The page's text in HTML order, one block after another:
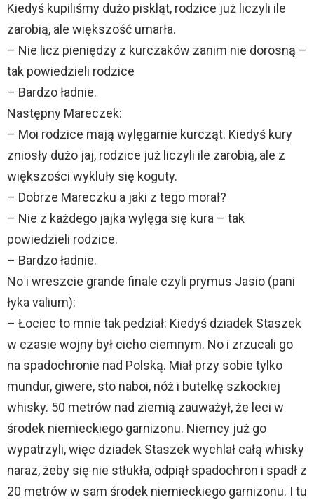
Kiedyś kupiliśmy dużo piskląt, rodzice już liczyli ile
zarobią, ale większość umarła.
– Nie licz pieniędzy z kurczaków zanim nie dorosną –
tak powiedzieli rodzice
– Bardzo ładnie.
Następny Mareczek:
– Moi rodzice mają wylęgarnie kurcząt. Kiedyś kury
zniosły dużo jaj, rodzice już liczyli ile zarobią, ale z
większości wykluły się koguty.
– Dobrze Mareczku a jaki z tego morał?
– Nie z każdego jajka wylęga się kura – tak
powiedzieli rodzice.
– Bardzo ładnie.
No i wreszcie grande finale czyli prymus Jasio (pani
łyka valium):
– Łociec to mnie tak pedział: Kiedyś dziadek Staszek
w czasie wojny był cicho ciemnym. No i zrzucali go
na spadochronie nad Polską. Miał przy sobie tylko
mundur, giwere, sto naboi, nóż i butelkę szkockiej
whisky. 50 metrów nad ziemią zauważył, że leci w
środek niemieckiego garnizonu. Niemcy już go
wypatrzyli, więc dziadek Staszek wychlał całą whisky
naraz, żeby się nie stłukła, odpiął spadochron i spadł z
20 metrów w sam środek niemieckiego garnizonu. I tu